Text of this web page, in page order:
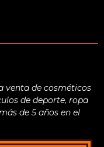
venta de cosméticos
de deporte, ropa
de 5 años en el